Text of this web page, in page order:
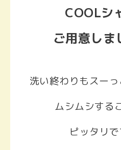
COOLシ
ご用意しま
洗い終わりもスー
ムシムシする
ピッタリ